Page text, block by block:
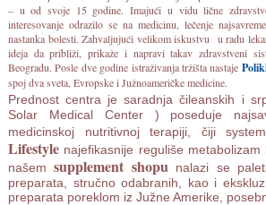
– u od svoje 15 godine. Imajući u vidu lične
interesovanje odrazilo se na medicinu, lečenje
nastanka bolesti. Zahvaljujući velikom iskustvu u radu
ideja da približi, prikaže i napravi takav zdravstveni
Beogradu. Posle dve godine istraživanja tržišta nastaje
spoj dva sveta, Evropske i Južnoameričke medicine.
Prednost centra je saradnja čileanskih i
Solar Medical Center ) poseduje
medicinskoj nutritivnoj terapiji, čiji
Lifestyle najefikasnije reguliše
našemsupplement shopu nalazi se
preparata, stručno odabranih, kao i
preparata poreklom iz Južne Amerike,